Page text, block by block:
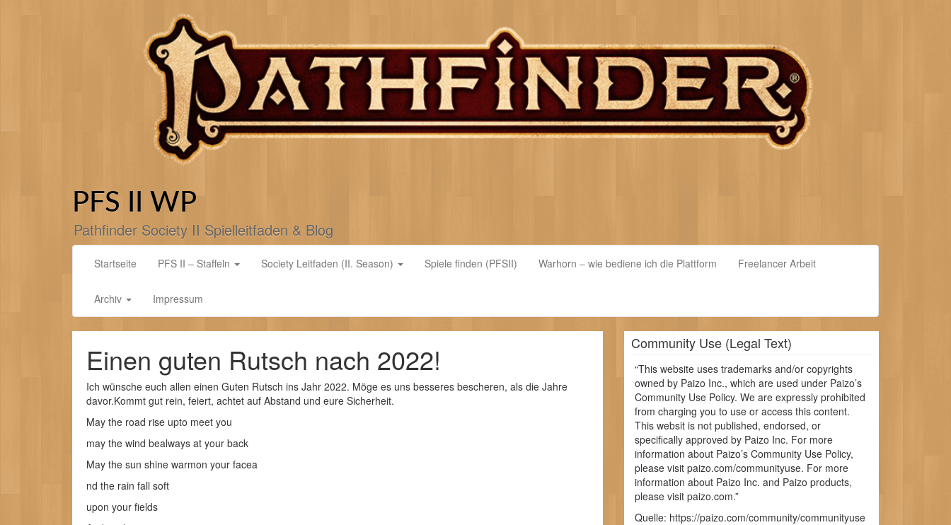
PFS II WP
Pathfinder Society II Spielleitfaden & Blog
Startseite PFS II – Staffeln Society Leitfaden (II. Season) Spiele finden (PFSII) Warhorn – wie bediene ich die Plattform Freelancer Arbeit
Archiv Impressum
Einen guten Rutsch nach 2022!
Ich wünsche euch allen einen Guten Rutsch ins Jahr 2022. Möge es uns besseres bescheren, als die Jahre
davor.Kommt gut rein, feiert, achtet auf Abstand und eure Sicherheit.
May the road rise upto meet you
may the wind bealways at your back
May the sun shine warmon your facea
nd the rain fall soft
upon your fields
Community Use (Legal Text)
“This website uses trademarks and/or copyrights
owned by Paizo Inc., which are used under Paizo’s
Community Use Policy. We are expressly prohibited
from charging you to use or access this content.
This websit is not published, endorsed, or
specifically approved by Paizo Inc. For more
information about Paizo’s Community Use Policy,
please visit paizo.com/communityuse. For more
information about Paizo Inc. and Paizo products,
please visit paizo.com.”
Quelle: https://paizo.com/community/communityuse